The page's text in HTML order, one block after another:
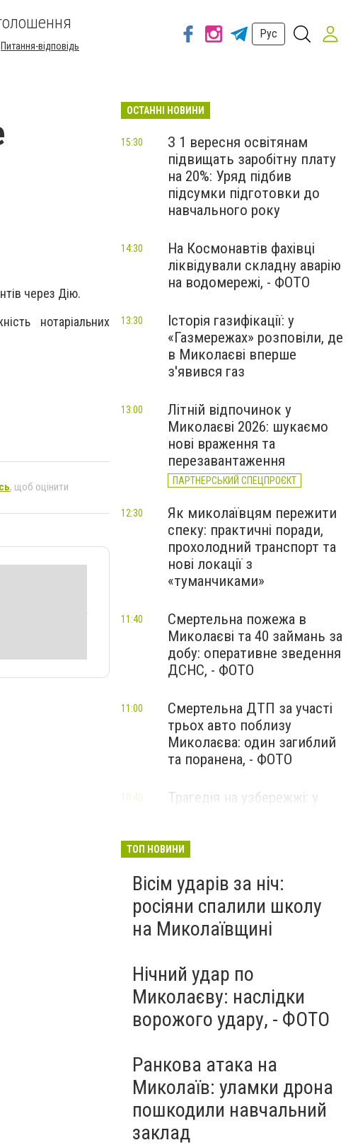
Питання-відповідь
Рус
через Дію.
нотаріальних
, щоб оцінити
ОСТАННІ НОВИНИ
З 1 вересня освітянам
підвищать заробітну плату
на 20%: Уряд підбив
підсумки підготовки до
навчального року
15:30
На Космонавтів фахівці
ліквідували складну аварію
на водомережі, - ФОТО
14:30
Історія газифікації: у
«Газмережах» розповіли, де
в Миколаєві вперше
з'явився газ
13:30
Літній відпочинок у
Миколаєві 2026: шукаємо
нові враження та
перезавантаження
ПАРТНЕРСЬКИЙ СПЕЦПРОЄКТ
13:00
Як миколаївцям пережити
спеку: практичні поради,
прохолодний транспорт та
нові локації з
«туманчиками»
12:30
Смертельна пожежа в
Миколаєві та 40 займань за
добу: оперативне зведення
ДСНС, - ФОТО
11:40
Смертельна ДТП за участі
трьох авто поблизу
Миколаєва: один загиблий
та поранена, - ФОТО
11:00
Трагедія на узбережжі: у
дві жінки поранені
10:40
ТОП НОВИНИ
Вісім ударів за ніч:
росіяни спалили школу
на Миколаївщині
Нічний удар по
Миколаєву: наслідки
ворожого удару, - ФОТО
Ранкова атака на
Миколаїв: уламки дрона
пошкодили навчальний
заклад